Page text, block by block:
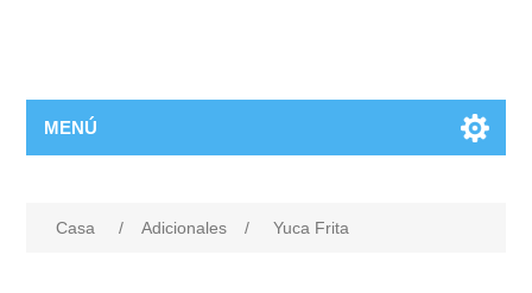
MENÚ
Casa / Adicionales / Yuca Frita